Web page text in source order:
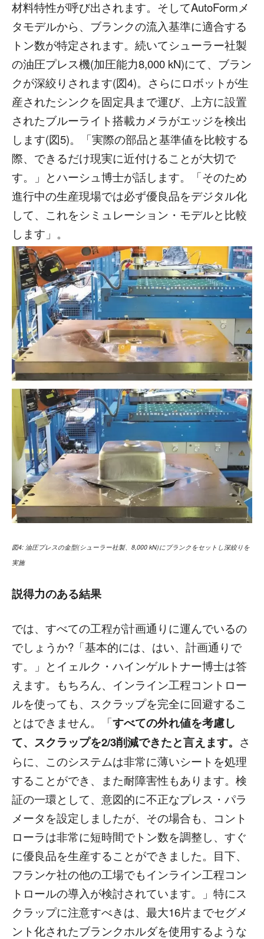
材料特性が呼び出されます。そしてAutoFormメ
タモデルから、ブランクの流入基準に適合する
トン数が特定されます。続いてシューラー社製
の油圧プレス機(加圧能力8,000 kN)にて、ブラン
クが深絞りされます(図4)。さらにロボットが生
産されたシンクを固定具まで運び、上方に設置
されたブルーライト搭載カメラがエッジを検出
します(図5)。「実際の部品と基準値を比較する
際、できるだけ現実に近付けることが大切で
す。」とハーシュ博士が話します。「そのため
進行中の生産現場では必ず優良品をデジタル化
して、これをシミュレーション・モデルと比較
します」。
図4: 油圧プレスの金型(シューラー社製、8,000 kN)にブランクをセットし深絞りを
実施
説得力のある結果
では、すべての工程が計画通りに運んでいるの
でしょうか?「基本的には、はい、計画通りで
す。」とイェルク・ハインゲルトナー博士は答
えます。もちろん、インライン工程コントロー
ルを使っても、スクラップを完全に回避するこ
とはできません。「すべての外れ値を考慮し
て、スクラップを2/3削減できたと言えます。 さ
らに、このシステムは非常に薄いシートを処理
することができ、また耐障害性もあります。検
証の一環として、意図的に不正なプレス・パラ
メータを設定しましたが、その場合も、コント
ローラは非常に短時間でトン数を調整し、すぐ
に優良品を生産することができました。目下、
フランケ社の他の工場でもインライン工程コン
トロールの導入が検討されています。」特にス
クラップに注意すべきは、最大16片までセグメ
ント化されたブランクホルダを使用するような